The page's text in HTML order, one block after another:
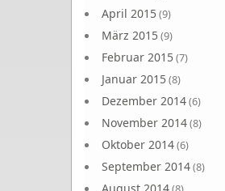
April 2015(9)
März 2015(9)
Februar 2015(7)
Januar 2015(8)
Dezember 2014(6)
November 2014(8)
Oktober 2014(6)
September 2014(8)